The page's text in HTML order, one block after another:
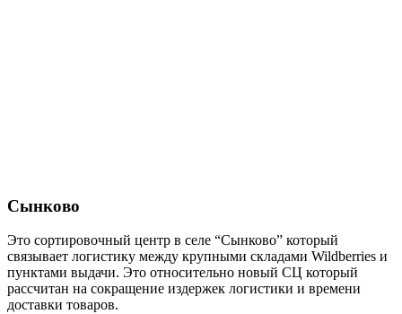
Сынково
Это сортировочный центр в селе “Сынково” который
связывает логистику между крупными складами Wildberries и
пунктами выдачи. Это относительно новый СЦ который
рассчитан на сокращение издержек логистики и времени
доставки товаров.